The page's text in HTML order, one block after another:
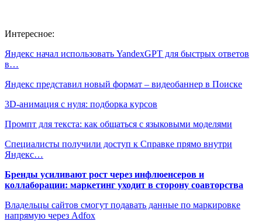
Интересное:
Яндекс начал использовать YandexGPT для быстрых ответов
в…
Яндекс представил новый формат – видеобаннер в Поиске
3D-анимация с нуля: подборка курсов
Промпт для текста: как общаться с языковыми моделями
Специалисты получили доступ к Справке прямо внутри
Яндекс…
Бренды усиливают рост через инфлюенсеров и
коллаборации: маркетинг уходит в сторону соавторства
Владельцы сайтов смогут подавать данные по маркировке
напрямую через Adfox